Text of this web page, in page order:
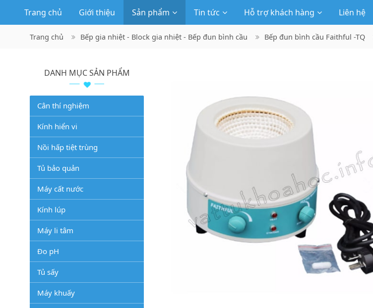
Trang chủ Giới thiệu Sản phẩm Tin tức Hỗ trợ khách hàng Liên hệ
Trang chủ Bếp gia nhiệt - Block gia nhiệt - Bếp đun bình cầu Bếp đun bình cầu Faithful -TQ
DANH MỤC SẢN PHẨM
Cân thí nghiệm
Kính hiển vi
Nồi hấp tiệt trùng
Tủ bảo quản
Máy cất nước
Kính lúp
Máy li tâm
Đo pH
Tủ sấy
Máy khuấy